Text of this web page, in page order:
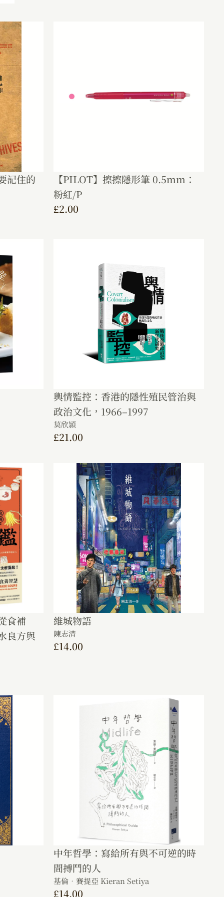
記住的
【PILOT】擦擦隱形筆 0.5mm：
粉紅/P
£2.00
輿情監控：香港的隱性殖民管治與
政治文化，1966–1997
莫欣頴
£21.00
食補
良方與
維城物語
陳志清
£14.00
中年哲學：寫給所有與不可逆的時
間搏鬥的人
基倫．賽提亞 Kieran Setiya
£14.00